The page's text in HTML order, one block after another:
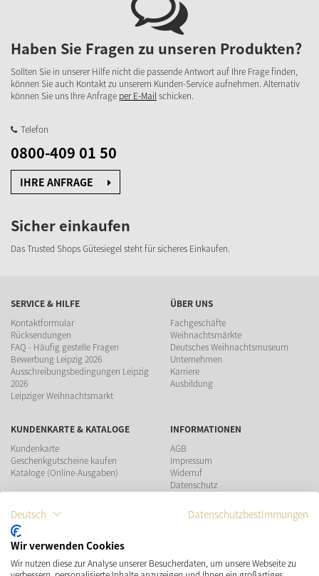
Haben Sie Fragen zu unseren Produkten?
Sollten Sie in unserer Hilfe nicht die passende Antwort auf Ihre Frage finden,
können Sie auch Kontakt zu unserem Kunden-Service aufnehmen. Alternativ
können Sie uns Ihre Anfrage per E-Mailschicken.
Telefon
0800-409 01 50
IHRE ANFRAGE
Sicher einkaufen
Das Trusted Shops Gütesiegel steht für sicheres Einkaufen.
SERVICE & HILFE
Kontaktformular
Rücksendungen
FAQ - Häufig gestelle Fragen
Bewerbung Leipzig 2026
Ausschreibungsbedingungen Leipzig
2026
Leipziger Weihnachtsmarkt
ÜBER UNS
Fachgeschäfte
Weihnachtsmärkte
Deutsches Weihnachtsmuseum
Unternehmen
Karriere
Ausbildung
KUNDENKARTE & KATALOGE
Kundenkarte
Geschenkgutscheine kaufen
Kataloge (Online-Ausgaben)
INFORMATIONEN
AGB
Impressum
Widerruf
Datenschutz
ZAHLUNGSMÖGLICHKEITEN
VERSAND SOCIAL MEDIA
Deutsch Datenschutzbestimmungen
Wir verwenden Cookies
Wir nutzen diese zur Analyse unserer Besucherdaten, um unsere Webseite zu